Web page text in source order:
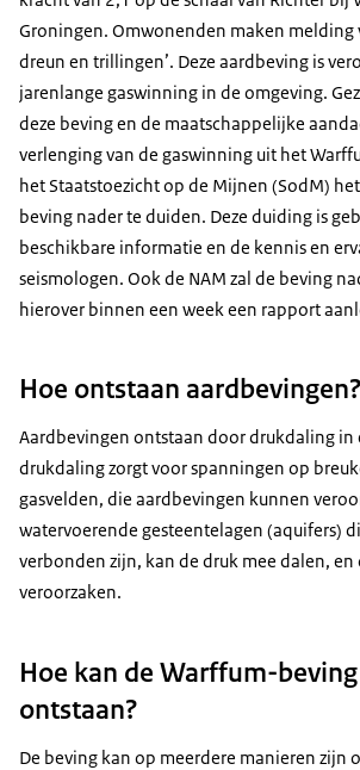
Groningen. Omwonenden maken melding
dreun en trillingen’. Deze aardbeving is
jarenlange gaswinning in de omgeving.
deze beving en de maatschappelijke
verlenging van de gaswinning uit het
het Staatstoezicht op de Mijnen (SodM)
beving nader te duiden. Deze duiding is
beschikbare informatie en de kennis en
seismologen. Ook de NAM zal de beving
hierover binnen een week een rapport
Hoe ontstaan aardbevingen?
Aardbevingen ontstaan door drukdaling in
drukdaling zorgt voor spanningen op
gasvelden, die aardbevingen kunnen
watervoerende gesteentelagen (aquifers)
verbonden zijn, kan de druk mee dalen, en
veroorzaken.
Hoe kan de Warffum-
ontstaan?
De beving kan op meerdere manieren zijn